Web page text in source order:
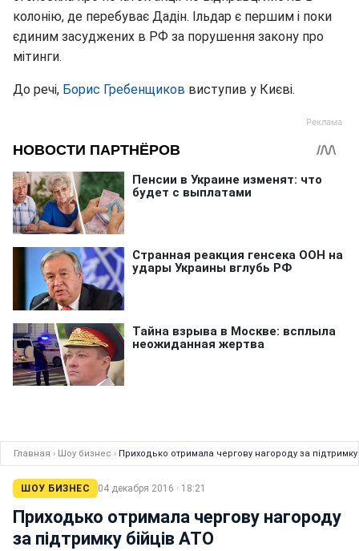
колонію, де перебуває Дадін. Ільдар є першим і поки
єдиним засуджених в РФ за порушення закону про
мітинги.
До речі, Борис Гребенщиков виступив у Києві.
Главная › Шоу бизнес › Приходько отримала чергову нагороду за підтримку
ШОУ БИЗНЕС 04 декабря 2016 · 18:21
Приходько отримала чергову нагороду
за підтримку бійців АТО